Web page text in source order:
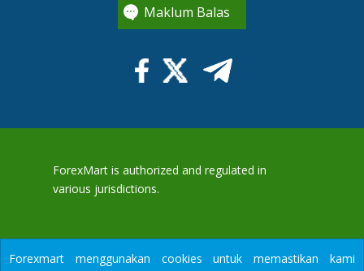
Maklum Balas
ForexMart is authorized and regulated in
various jurisdictions.
Tradomart SV Ltd.
(Reg No.23071, IBC
Forexmart menggunakan cookies untuk memastikan kami